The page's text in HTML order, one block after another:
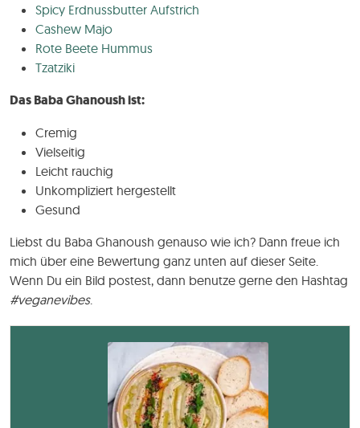
Spicy Erdnussbutter Aufstrich
Cashew Majo
Rote Beete Hummus
Tzatziki
Das Baba Ghanoush ist:
Cremig
Vielseitig
Leicht rauchig
Unkompliziert hergestellt
Gesund
Liebst du Baba Ghanoush genauso wie ich? Dann freue ich
mich über eine Bewertung ganz unten auf dieser Seite.
Wenn Du ein Bild postest, dann benutze gerne den Hashtag
#veganevibes.